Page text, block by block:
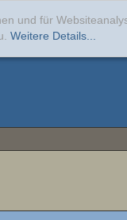
und für
Weitere Details...